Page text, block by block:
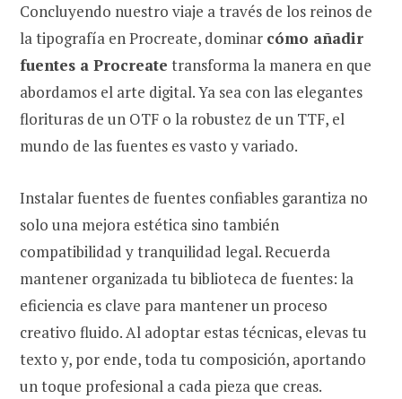
Concluyendo nuestro viaje a través de los reinos de
la tipografía en Procreate, dominar cómo añadir
fuentes a Procreate transforma la manera en que
abordamos el arte digital. Ya sea con las elegantes
florituras de un OTF o la robustez de un TTF, el
mundo de las fuentes es vasto y variado.
Instalar fuentes de fuentes confiables garantiza no
solo una mejora estética sino también
compatibilidad y tranquilidad legal. Recuerda
mantener organizada tu biblioteca de fuentes: la
eficiencia es clave para mantener un proceso
creativo fluido. Al adoptar estas técnicas, elevas tu
texto y, por ende, toda tu composición, aportando
un toque profesional a cada pieza que creas.